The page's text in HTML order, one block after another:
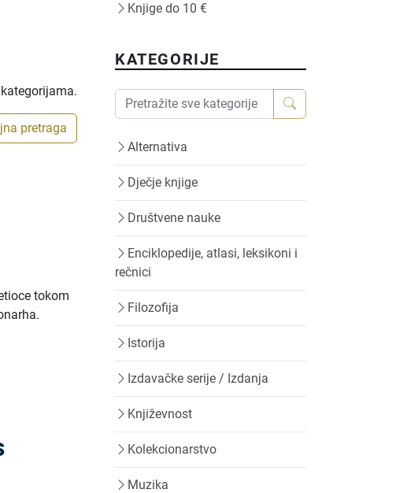
pretraga
tokom
Knjige do 10 €
KATEGORIJE
Alternativa
Dječje knjige
Društvene nauke
Enciklopedije, atlasi, leksikoni i
rečnici
Filozofija
Istorija
Izdavačke serije / Izdanja
Književnost
Kolekcionarstvo
Muzika